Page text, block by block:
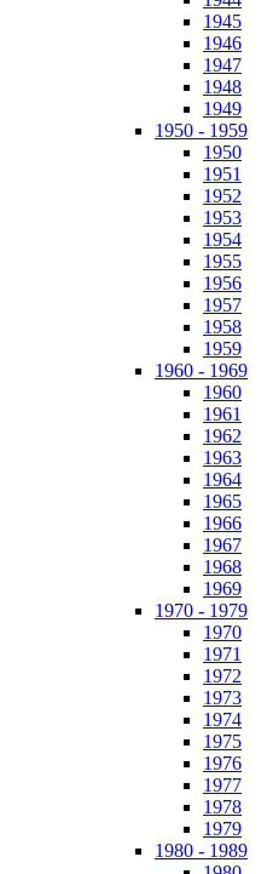
1945
1946
1947
1948
1949
1950 - 1959
1950
1951
1952
1953
1954
1955
1956
1957
1958
1959
1960 - 1969
1960
1961
1962
1963
1964
1965
1966
1967
1968
1969
1970 - 1979
1970
1971
1972
1973
1974
1975
1976
1977
1978
1979
1980 - 1989